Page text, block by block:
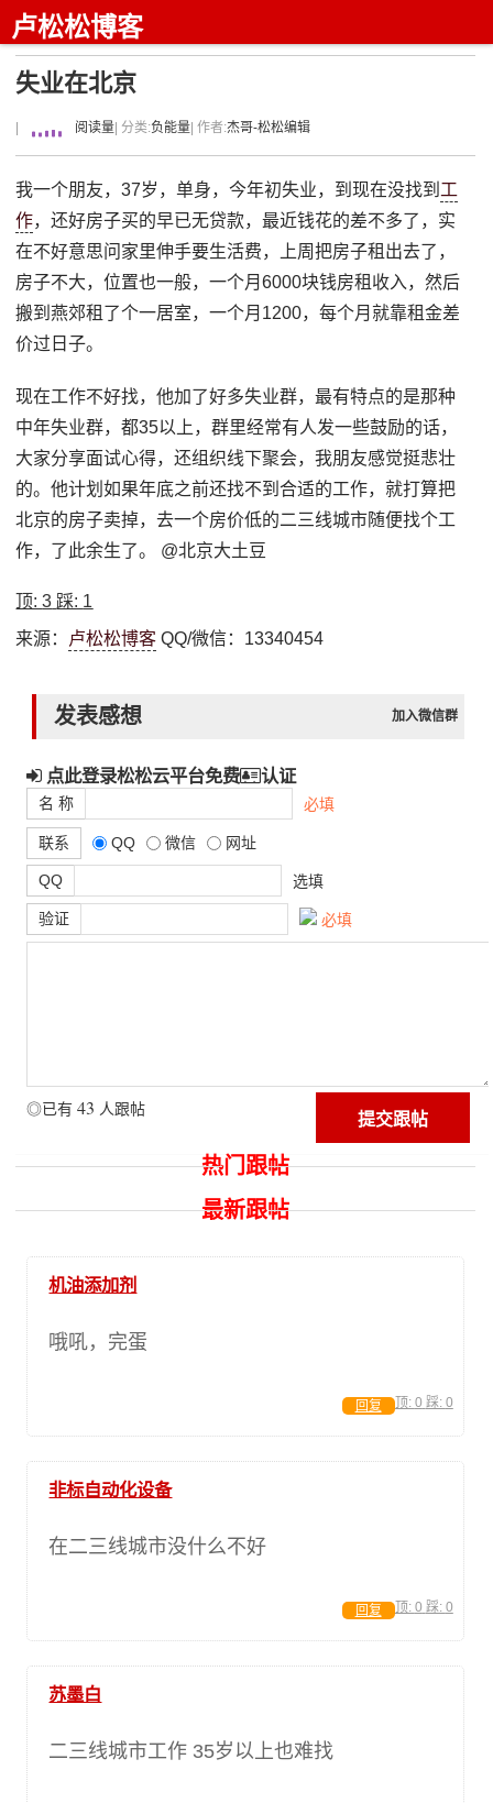
卢松松博客
失业在北京
阅读量 | 分类:负能量 | 作者:杰哥-松松编辑
我一个朋友，37岁，单身，今年初失业，到现在没找到 工
作，还好房子买的早已无贷款，最近钱花的差不多了，实
在不好意思问家里伸手要生活费，上周把房子租出去了，
房子不大，位置也一般，一个月6000块钱房租收入，然后
搬到燕郊租了个一居室，一个月1200，每个月就靠租金差
价过日子。
现在工作不好找，他加了好多失业群，最有特点的是那种
中年失业群，都35以上，群里经常有人发一些鼓励的话，
大家分享面试心得，还组织线下聚会，我朋友感觉挺悲壮
的。他计划如果年底之前还找不到合适的工作，就打算把
北京的房子卖掉，去一个房价低的二三线城市随便找个工
作，了此余生了。 @北京大土豆
顶:3 踩: 1
来源： 卢松松博客 QQ/微信：13340454
发表感想 加入微信群
点此登录松松云平台免费 认证
名 称 必填
联系 QQ 微信 网址
QQ 选填
验证 必填
◎已有 43 人跟帖
热门跟帖
最新跟帖
机油添加剂
哦吼，完蛋
顶: 0 踩: 0
回复
非标自动化设备
在二三线城市没什么不好
顶: 0 踩: 0
回复
苏墨白
二三线城市工作 35岁以上也难找